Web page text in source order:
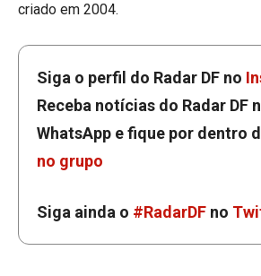
criado em 2004.
Siga o perfil do Radar DF no
Receba notícias do Radar DF
WhatsApp e fique por dentro
no grupo
Siga ainda o #RadarDF no